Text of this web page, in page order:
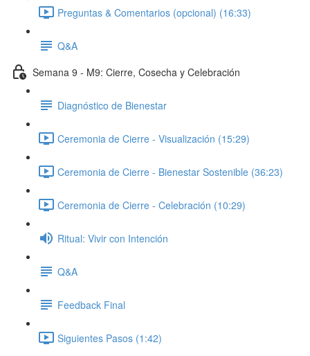
Preguntas & Comentarios (opcional) (16:33)
Q&A
Semana 9 - M9: Cierre, Cosecha y Celebración
Diagnóstico de Bienestar
Ceremonia de Cierre - Visualización (15:29)
Ceremonia de Cierre - Bienestar Sostenible (36:23)
Ceremonia de Cierre - Celebración (10:29)
Ritual: Vivir con Intención
Q&A
Feedback Final
Siguientes Pasos (1:42)